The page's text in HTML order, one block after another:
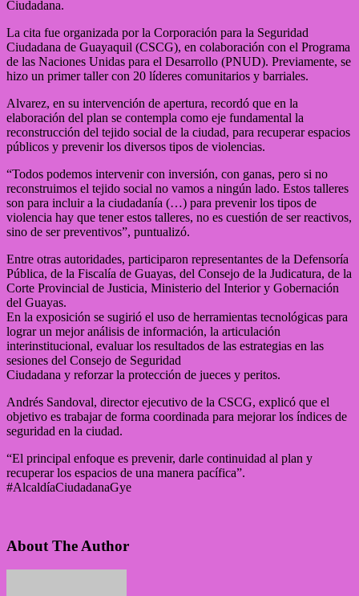
Ciudadana.
La cita fue organizada por la Corporación para la Seguridad
Ciudadana de Guayaquil (CSCG), en colaboración con el Programa
de las Naciones Unidas para el Desarrollo (PNUD). Previamente, se
hizo un primer taller con 20 líderes comunitarios y barriales.
Alvarez, en su intervención de apertura, recordó que en la
elaboración del plan se contempla como eje fundamental la
reconstrucción del tejido social de la ciudad, para recuperar espacios
públicos y prevenir los diversos tipos de violencias.
“Todos podemos intervenir con inversión, con ganas, pero si no
reconstruimos el tejido social no vamos a ningún lado. Estos talleres
son para incluir a la ciudadanía (…) para prevenir los tipos de
violencia hay que tener estos talleres, no es cuestión de ser reactivos,
sino de ser preventivos”, puntualizó.
Entre otras autoridades, participaron representantes de la Defensoría
Pública, de la Fiscalía de Guayas, del Consejo de la Judicatura, de la
Corte Provincial de Justicia, Ministerio del Interior y Gobernación
del Guayas.
En la exposición se sugirió el uso de herramientas tecnológicas para
lograr un mejor análisis de información, la articulación
interinstitucional, evaluar los resultados de las estrategias en las
sesiones del Consejo de Seguridad
Ciudadana y reforzar la protección de jueces y peritos.
Andrés Sandoval, director ejecutivo de la CSCG, explicó que el
objetivo es trabajar de forma coordinada para mejorar los índices de
seguridad en la ciudad.
“El principal enfoque es prevenir, darle continuidad al plan y
recuperar los espacios de una manera pacífica”.
#AlcaldíaCiudadanaGye
About The Author